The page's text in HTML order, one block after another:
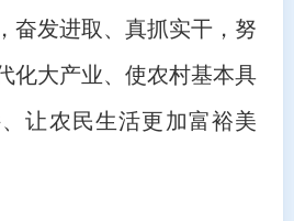
奋发进取、真抓实干，努
化大产业、使农村基本具
让农民生活更加富裕美